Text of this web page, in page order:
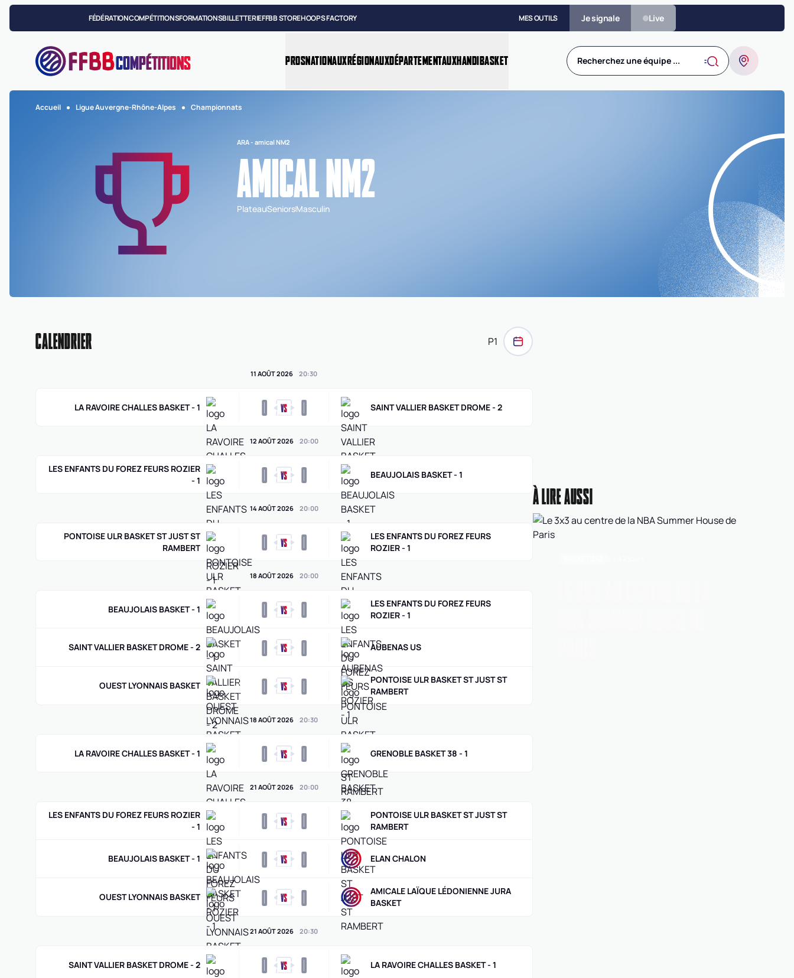
FÉDÉRATIONCOMPÉTITIONSFORMATIONSBILLETTERIEFFBB STOREHOOPS FACTORY MES OUTILS Je signale Live
COMPÉTITIONS PROSNATIONAUXRÉGIONAUXDÉPARTEMENTAUXHANDIBASKET Recherchez une équipe ...
Accueil Ligue Auvergne-Rhône-Alpes Championnats
ARA - amical NM2
AMICAL NM2
PlateauSeniorsMasculin
CALENDRIER P1
11 AOÛT 2026 20:30
LA RAVOIRE CHALLES BASKET - 1 0 0 SAINT VALLIER BASKET DROME - 2
12 AOÛT 2026 20:00
LES ENFANTS DU FOREZ FEURS ROZIER
- 1
0 0 BEAUJOLAIS BASKET - 1
14 AOÛT 2026 20:00
PONTOISE ULR BASKET ST JUST ST
RAMBERT
0 0
LES ENFANTS DU FOREZ FEURS
ROZIER - 1
18 AOÛT 2026 20:00
BEAUJOLAIS BASKET - 1 0 0
LES ENFANTS DU FOREZ FEURS
ROZIER - 1
SAINT VALLIER BASKET DROME - 2 0 0 AUBENAS US
OUEST LYONNAIS BASKET 0 0
PONTOISE ULR BASKET ST JUST ST
RAMBERT
18 AOÛT 2026 20:30
LA RAVOIRE CHALLES BASKET - 1 0 0 GRENOBLE BASKET 38 - 1
21 AOÛT 2026 20:00
LES ENFANTS DU FOREZ FEURS ROZIER
- 1
0 0
PONTOISE ULR BASKET ST JUST ST
RAMBERT
BEAUJOLAIS BASKET - 1 0 0 ELAN CHALON
OUEST LYONNAIS BASKET 0 0
AMICALE LAÏQUE LÉDONIENNE JURA
BASKET
21 AOÛT 2026 20:30
SAINT VALLIER BASKET DROME - 2 0 0 LA RAVOIRE CHALLES BASKET - 1
À LIRE AUSSI